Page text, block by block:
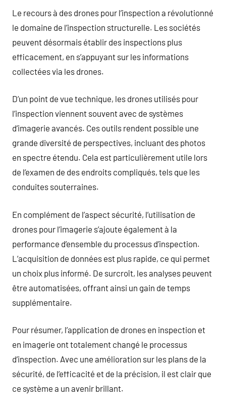
Le recours à des drones pour l’inspection a révolutionné
le domaine de l’inspection structurelle. Les sociétés
peuvent désormais établir des inspections plus
efficacement, en s’appuyant sur les informations
collectées via les drones.
D’un point de vue technique, les drones utilisés pour
l’inspection viennent souvent avec de systèmes
d’imagerie avancés. Ces outils rendent possible une
grande diversité de perspectives, incluant des photos
en spectre étendu. Cela est particulièrement utile lors
de l’examen de des endroits compliqués, tels que les
conduites souterraines.
En complément de l’aspect sécurité, l’utilisation de
drones pour l’imagerie s’ajoute également à la
performance d’ensemble du processus d’inspection.
L’acquisition de données est plus rapide, ce qui permet
un choix plus informé. De surcroît, les analyses peuvent
être automatisées, offrant ainsi un gain de temps
supplémentaire.
Pour résumer, l’application de drones en inspection et
en imagerie ont totalement changé le processus
d’inspection. Avec une amélioration sur les plans de la
sécurité, de l’efficacité et de la précision, il est clair que
ce système a un avenir brillant.